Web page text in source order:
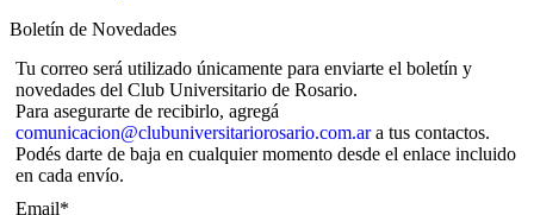
Boletín de Novedades
Tu correo será utilizado únicamente para enviarte el boletín y
novedades del Club Universitario de Rosario.
Para asegurarte de recibirlo, agregá
comunicacion@clubuniversitariorosario.com.ara tus contactos.
Podés darte de baja en cualquier momento desde el enlace incluido
en cada envío.
Email*